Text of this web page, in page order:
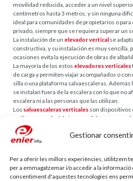
Gestionar
Per a oferir les millors experiències, utilitzem
per a emmagatzemar i/o accedir a la informació
consentiment d'aquestes tecnologies ens
movilidad reducida, acceder a un nivel
centímetros hasta 3 metros, y sin ninguna
ideal para comunidades de propietarios o
privado, siempre que se requiera superar un
La instalación de un elevador vertical se
constructiva, y su instalación es muy sencilla,
ocasiones evita la ejecución de obras de
La mayoría de los estos elevadores verticales
de carga y permiten viajar acompañados o
silla o una plataforma salvaescaleras.
se instalan fuera de la escalera con lo que no
escalera ni a las personas que las utilizan.
Los salvaescaleras verticales son dispositivos
estilo, y que
enier fabrica a medida en sus
con lo que se ajustan al espacio, necesidades
Deja tu comentario
L'adreça electrònica no es publicarà. Els camps